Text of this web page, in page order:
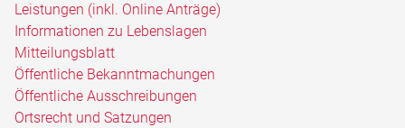
Leistungen (inkl. Online Anträge)
Informationen zu Lebenslagen
Mitteilungsblatt
Öffentliche Bekanntmachungen
Öffentliche Ausschreibungen
Ortsrecht und Satzungen